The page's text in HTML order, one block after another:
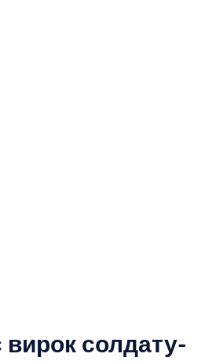
вирок солдату-